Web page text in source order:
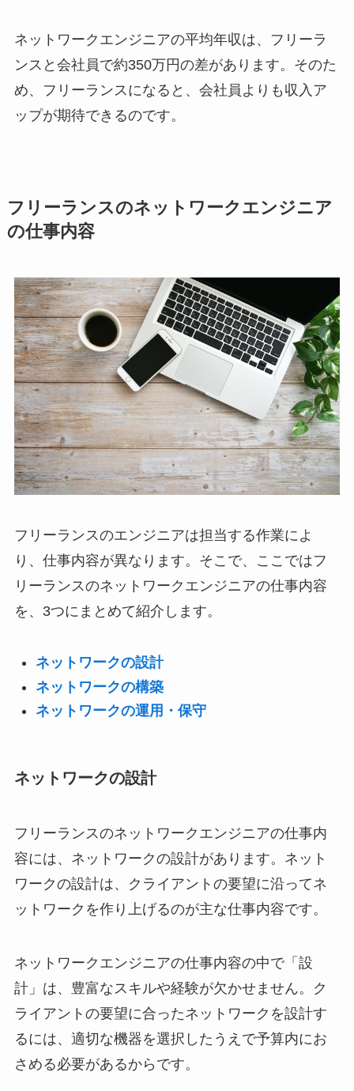
ネットワークエンジニアの平均年収は、フリーラ
ンスと会社員で約350万円の差があります。そのた
め、フリーランスになると、会社員よりも収入ア
ップが期待できるのです。
フリーランスのネットワークエンジニア
の仕事内容
フリーランスのエンジニアは担当する作業によ
り、仕事内容が異なります。そこで、ここではフ
リーランスのネットワークエンジニアの仕事内容
を、3つにまとめて紹介します。
ネットワークの設計
ネットワークの構築
ネットワークの運用・保守
ネットワークの設計
フリーランスのネットワークエンジニアの仕事内
容には、ネットワークの設計があります。ネット
ワークの設計は、クライアントの要望に沿ってネ
ットワークを作り上げるのが主な仕事内容です。
ネットワークエンジニアの仕事内容の中で「設
計」は、豊富なスキルや経験が欠かせません。ク
ライアントの要望に合ったネットワークを設計す
るには、適切な機器を選択したうえで予算内にお
さめる必要があるからです。